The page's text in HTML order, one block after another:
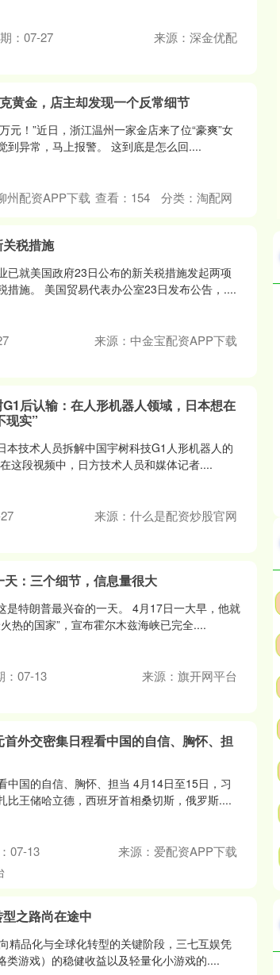
：07-27
来源：深金优配
黄金，店主却发现一个反常细节
元！”近日，浙江温州一家金店来了位“豪爽”女
到异常，马上报警。 这到底是怎么回....
州配资APP下载 查看： 154 分类： 淘配网
税措施
已就美国政府23日公布的新关税措施发起两项
措施。 美国贸易代表办公室23日发布公告，....
来源：中金宝配资APP下载
后认输：在人形机器人领域，日本想在
现实”
技术人员拆解中国宇树科技G1人形机器人的
这段视频中，日方技术人员和媒体记者....
来源：什么是配资炒股官网
：三个细节，信息量很大
特朗普最兴奋的一天。 4月17日一大早，他就
热的国家”，宣布霍尔木兹海峡已完全....
：07-13
来源：旗开网平台
外交密集日程看中国的自信、胸怀、担
中国的自信、胸怀、担当 4月14日至15日，习
比王储哈立德，西班牙首相桑切斯，俄罗斯....
07-13
来源：爱配资APP下载
之路尚在途中
精品化与全球化转型的关键阶段，三七互娱凭
游戏）的稳健收益以及轻量化小游戏的....